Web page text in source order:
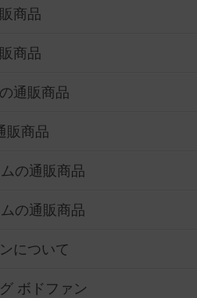
商品
商品
通販商品
販商品
の通販商品
の通販商品
について
ボドファン